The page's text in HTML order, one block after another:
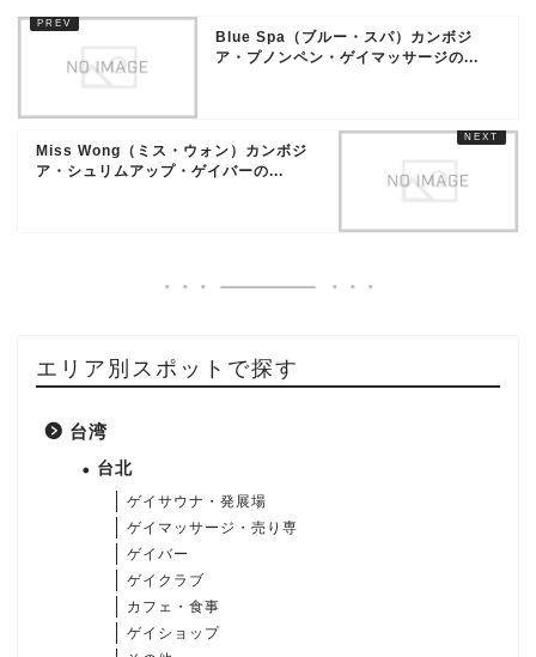
Blue Spa（ブルー・スパ）カンボジ
ア・プノンペン・ゲイマッサージの...
Miss Wong（ミス・ウォン）カンボジ
ア・シュリムアップ・ゲイバーの...
エリア別スポットで探す
台湾
台北
ゲイサウナ・発展場
ゲイマッサージ・売り専
ゲイバー
ゲイクラブ
カフェ・食事
ゲイショップ